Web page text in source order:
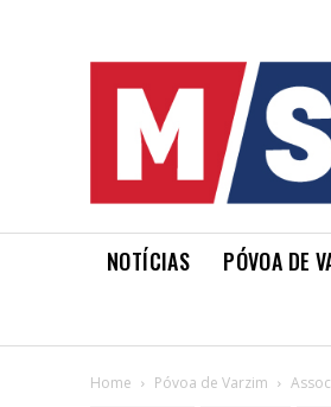
NOTÍCIAS PÓVOA DE
Home Póvoa de Varzim